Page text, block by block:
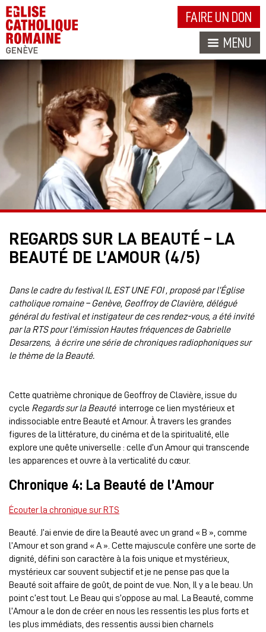
FAIRE UN DON
MENU
REGARDS SUR LA BEAUTÉ – LA
BEAUTÉ DE L’AMOUR (4/5)
Dans le cadre du festival IL EST UNE FOI , proposé par l’Église
catholique romaine – Genève, Geoffroy de Clavière, délégué
général du festival et instigateur de ces rendez-vous, a été invité
par la RTS pour l’émission Hautes fréquences de Gabrielle
Desarzens, à écrire une série de chroniques radiophoniques sur
le thème de la Beauté.
Cette quatrième chronique de Geoffroy de Clavière, issue du
cycle Regards sur la Beautéinterroge ce lien mystérieux et
indissociable entre Beauté et Amour. À travers les grandes
figures de la littérature, du cinéma et de la spiritualité, elle
explore une quête universelle : celle d’un Amour qui transcende
les apparences et ouvre à la verticalité du cœur.
Chronique 4: La Beauté de l’Amour
Écouter la chronique sur RTS
Beauté. J’ai envie de dire la Beauté avec un grand « B », comme
l’Amour et son grand « A ». Cette majuscule confère une sorte de
dignité, défini son caractère à la fois unique et mystérieux,
mystérieux car souvent subjectif et je ne pense pas que la
Beauté soit affaire de goût, de point de vue. Non, Il y a le beau. Un
point c’est tout. Le Beau qui s’oppose au mal. La Beauté, comme
l’Amour a le don de créer en nous les ressentis les plus forts et
les plus immédiats, des ressentis aussi bien charnels